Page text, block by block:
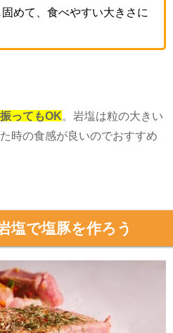
めて、食べやすい大きさに
ってもOK。岩塩は粒の大きい
時の食感が良いのでおすすめ
塩で塩豚を作ろう